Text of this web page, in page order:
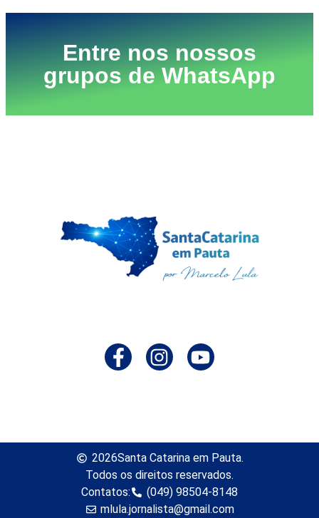
Entre nos nossos
grupos de WhatsApp
2026Santa Catarina em Pauta.
Todos os direitos reservados.
Contatos:
(049) 98504-8148
mlula.jornalista@gmail.com